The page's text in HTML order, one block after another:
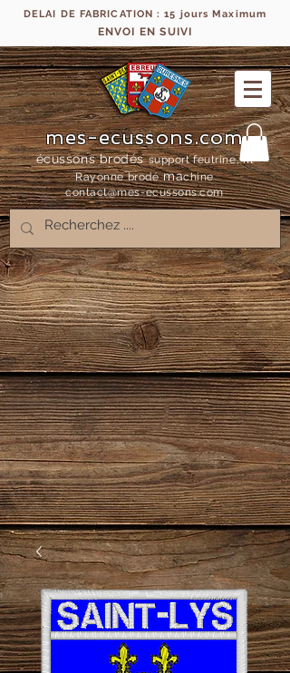
DELAI DE FABRICATION : 15 jours Maximum
ENVOI EN SUIVI
mes-ecussons.com
écussons brodés support feutrine, fil
Rayonne brodémachine
contact@mes-ecussons.com